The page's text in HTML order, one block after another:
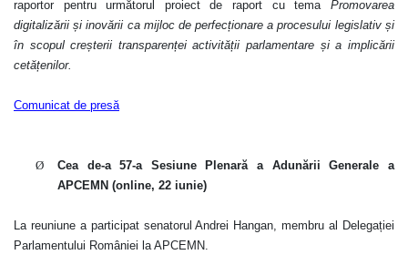
raportor pentru următorul proiect de raport cu tema Promovarea
digitalizării și inovării ca mijloc de perfecționare a procesului legislativ și
în scopul creșterii transparenței activității parlamentare și a implicării
cetățenilor.
Comunicat de presă
Ø
Cea de-a 57-a Sesiune Plenară a Adunării Generale a
APCEMN (online, 22 iunie)
La reuniune a participat senatorul Andrei Hangan, membru al Delegației
Parlamentului României la APCEMN.